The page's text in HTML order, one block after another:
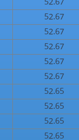
52.67
52.67
52.67
52.67
52.67
52.65
52.65
52.65
52.65